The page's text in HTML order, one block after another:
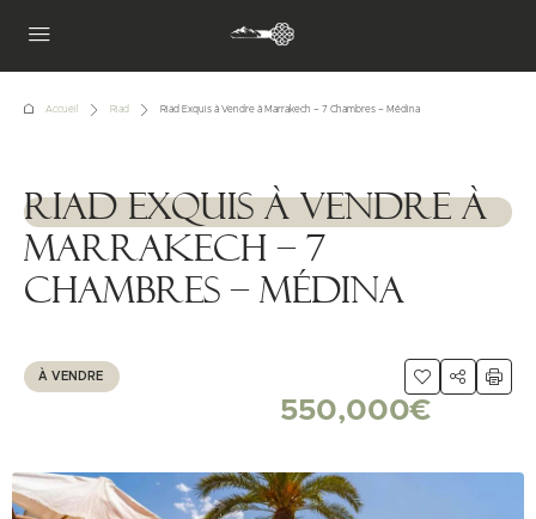
Accueil Riad Riad Exquis à Vendre à Marrakech – 7 Chambres – Médina
1111111
Riad Exquis à Vendre à
Marrakech – 7
Chambres – Médina
À VENDRE
550,000€